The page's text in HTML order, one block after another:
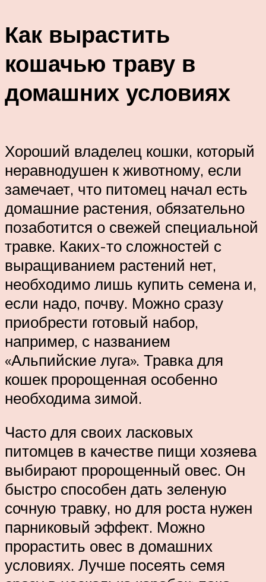
Как вырастить
кошачью траву в
домашних условиях
Хороший владелец кошки, который
неравнодушен к животному, если
замечает, что питомец начал есть
домашние растения, обязательно
позаботится о свежей специальной
травке. Каких-то сложностей с
выращиванием растений нет,
необходимо лишь купить семена и,
если надо, почву. Можно сразу
приобрести готовый набор,
например, с названием
«Альпийские луга». Травка для
кошек пророщенная особенно
необходима зимой.
Часто для своих ласковых
питомцев в качестве пищи хозяева
выбирают пророщенный овес. Он
быстро способен дать зеленую
сочную травку, но для роста нужен
парниковый эффект. Можно
прорастить овес в домашних
условиях. Лучше посеять семя